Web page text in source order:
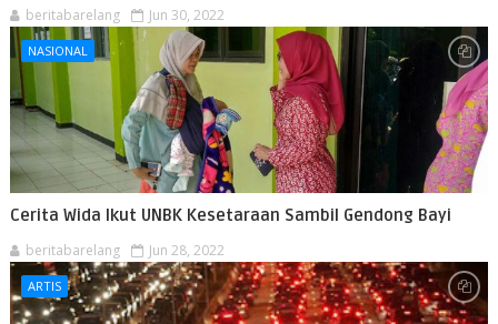
beritabarelang Jun 30, 2022
NASIONAL
Cerita Wida Ikut UNBK Kesetaraan Sambil Gendong Bayi
beritabarelang Jun 28, 2022
ARTIS